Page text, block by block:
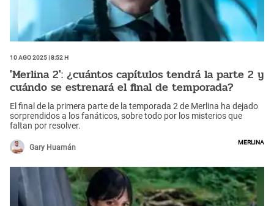
10 Ago 2025 | 8:52 h
'Merlina 2': ¿cuántos capítulos tendrá la parte 2 y
cuándo se estrenará el final de temporada?
El final de la primera parte de la temporada 2 de Merlina ha dejado
sorprendidos a los fanáticos, sobre todo por los misterios que
faltan por resolver.
Gary Huamán
Merlina